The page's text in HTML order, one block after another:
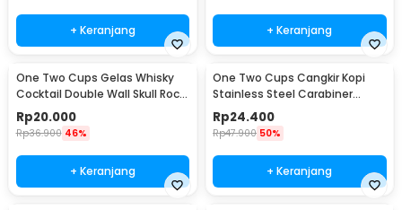
+ Keranjang + Keranjang
One Two Cups Gelas Whisky
Cocktail Double Wall Skull Rock
Glass 150ml - SG-02
Rp20.000
Rp36.900 46%
+ Keranjang
One Two Cups Cangkir Kopi
Stainless Steel Carabiner
Camping Cup 220ml - C125
Rp24.400
Rp47.900 50%
+ Keranjang